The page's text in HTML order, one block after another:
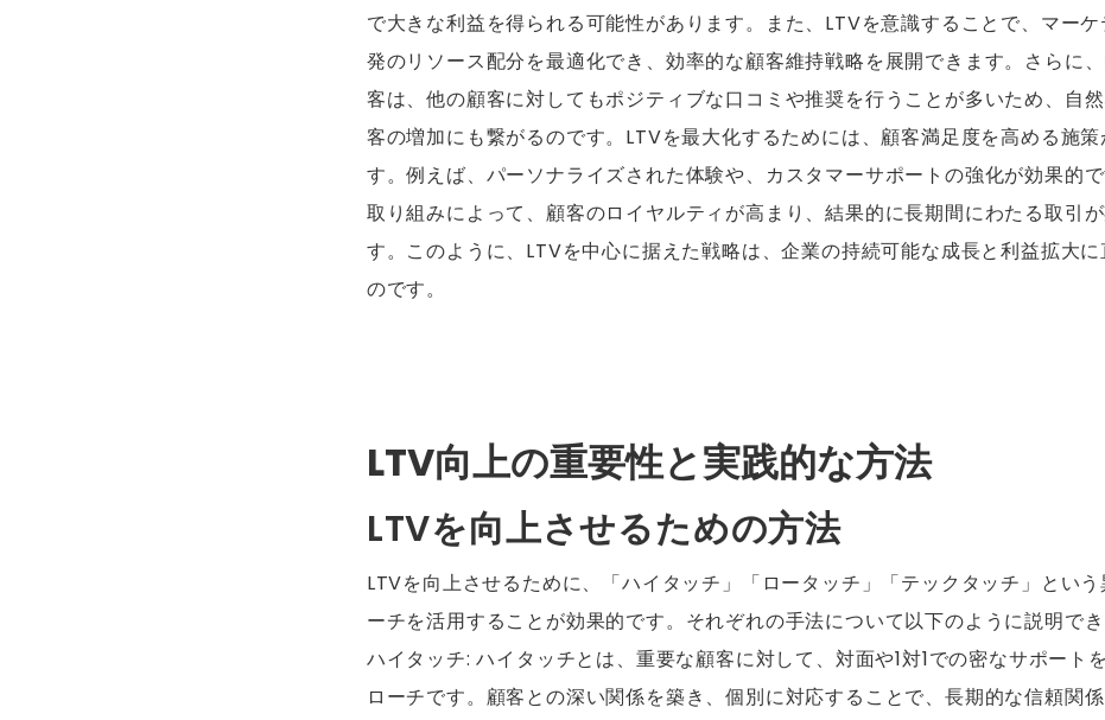
で大きな利益を得られる可能性があります。また、LTVを意識することで、マー
発のリソース配分を最適化でき、効率的な顧客維持戦略を展開できます。さらに
客は、他の顧客に対してもポジティブな口コミや推奨を行うことが多いため、自
客の増加にも繋がるのです。LTVを最大化するためには、顧客満足度を高める施
す。例えば、パーソナライズされた体験や、カスタマーサポートの強化が効果的
取り組みによって、顧客のロイヤルティが高まり、結果的に長期間にわたる取引
す。このように、LTVを中心に据えた戦略は、企業の持続可能な成長と利益拡大に
のです。
LTV向上の重要性と実践的な方法
LTVを向上させるための方法
LTVを向上させるために、「ハイタッチ」「ロータッチ」「テックタッチ」という
ーチを活用することが効果的です。それぞれの手法について以下のように説明でき
ハイタッチ: ハイタッチとは、重要な顧客に対して、対面や1対1での密なサポート
ローチです。顧客との深い関係を築き、個別に対応することで、長期的な信頼関係